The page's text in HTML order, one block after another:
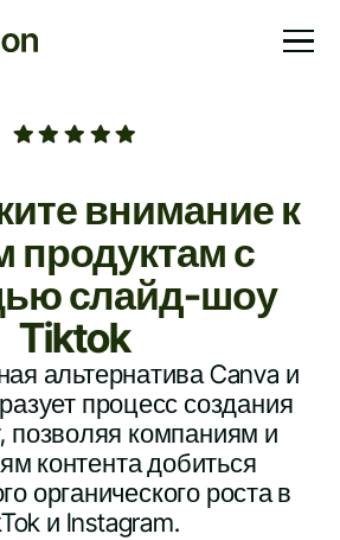
внимание к
продуктам с
слайд-шоу
Tiktok
альтернатива Canva и
процесс создания
компаниям и
контента добиться
органического роста в
и Instagram.